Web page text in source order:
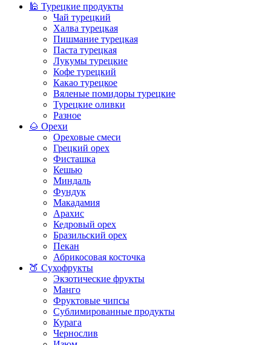
🕌 Турецкие продукты
Чай турецкий
Халва турецкая
Пишмание турецкая
Паста турецкая
Лукумы турецкие
Кофе турецкий
Какао турецкое
Вяленые помидоры турецкие
Турецкие оливки
Разное
🌰 Орехи
Ореховые смеси
Грецкий орех
Фисташка
Кешью
Миндаль
Фундук
Макадамия
Арахис
Кедровый орех
Бразильский орех
Пекан
Абрикосовая косточка
🍑 Сухофрукты
Экзотические фрукты
Манго
Фруктовые чипсы
Сублимированные продукты
Курага
Чернослив